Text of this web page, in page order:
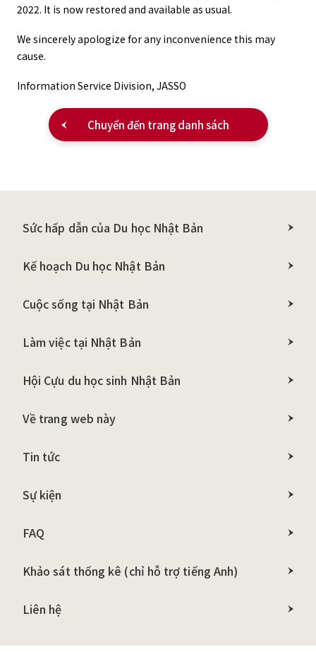
2022. It is now restored and available as usual.
We sincerely apologize for any inconvenience this may
cause.
Information Service Division, JASSO
Chuyển đến trang danh sách
Sức hấp dẫn của Du học Nhật Bản
Kế hoạch Du học Nhật Bản
Cuộc sống tại Nhật Bản
Làm việc tại Nhật Bản
Hội Cựu du học sinh Nhật Bản
Về trang web này
Tin tức
Sự kiện
FAQ
Khảo sát thống kê (chỉ hỗ trợ tiếng Anh)
Liên hệ